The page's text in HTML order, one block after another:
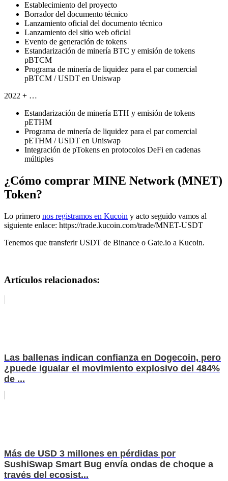
Establecimiento del proyecto
Borrador del documento técnico
Lanzamiento oficial del documento técnico
Lanzamiento del sitio web oficial
Evento de generación de tokens
Estandarización de minería BTC y emisión de tokens
pBTCM
Programa de minería de liquidez para el par comercial
pBTCM / USDT en Uniswap
2022 + …
Estandarización de minería ETH y emisión de tokens
pETHM
Programa de minería de liquidez para el par comercial
pETHM / USDT en Uniswap
Integración de pTokens en protocolos DeFi en cadenas
múltiples
¿Cómo comprar MINE Network (MNET)
Token?
Lo primero nos registramos en Kucoin y acto seguido vamos al
siguiente enlace: https://trade.kucoin.com/trade/MNET-USDT
Tenemos que transferir USDT de Binance o Gate.io a Kucoin.
Artículos relacionados:
Las ballenas indican confianza en Dogecoin, pero
¿puede igualar el movimiento explosivo del 484%
de ...
Más de USD 3 millones en pérdidas por
SushiSwap Smart Bug envía ondas de choque a
través del ecosist...